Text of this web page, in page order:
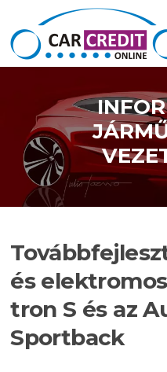
Ugrás a tartalomra
és
tron S és az
Sportback